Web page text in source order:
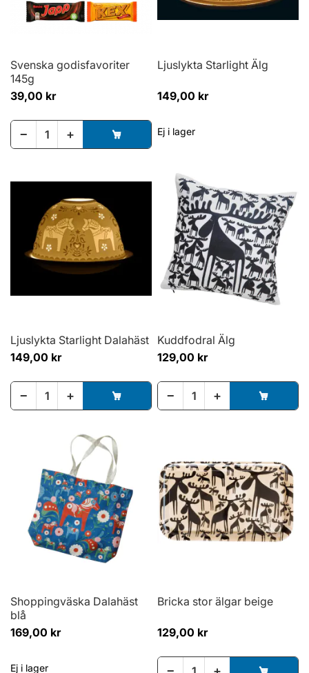
Svenska godisfavoriter
145g
39,00 kr
− +
Ljuslykta Starlight Älg
149,00 kr
Ej i lager
Ljuslykta Starlight Dalahäst
149,00 kr
− +
Kuddfodral Älg
129,00 kr
− +
Shoppingväska Dalahäst
blå
169,00 kr
Ej i lager
Bricka stor älgar beige
129,00 kr